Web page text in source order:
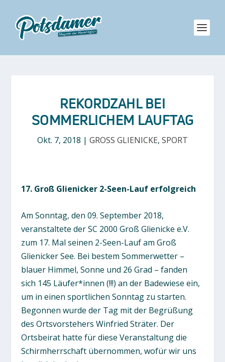
REKORDZAHL BEI
SOMMERLICHEM LAUFTAG
Okt. 7, 2018 | GROSS GLIENICKE, SPORT
17. Groß Glienicker 2-Seen-Lauf erfolgreich
Am Sonntag, den 09. September 2018,
veranstaltete der SC 2000 Groß Glienicke e.V.
zum 17. Mal seinen 2-Seen-Lauf am Groß
Glienicker See. Bei bestem Sommerwetter –
blauer Himmel, Sonne und 26 Grad – fanden
sich 145 Läufer*innen (!!!) an der Badewiese ein,
um in einen sportlichen Sonntag zu starten.
Begonnen wurde der Tag mit der Begrüßung
des Ortsvorstehers Winfried Sträter. Der
Ortsbeirat hatte für diese Veranstaltung die
Schirmherrschaft übernommen, wofür wir uns